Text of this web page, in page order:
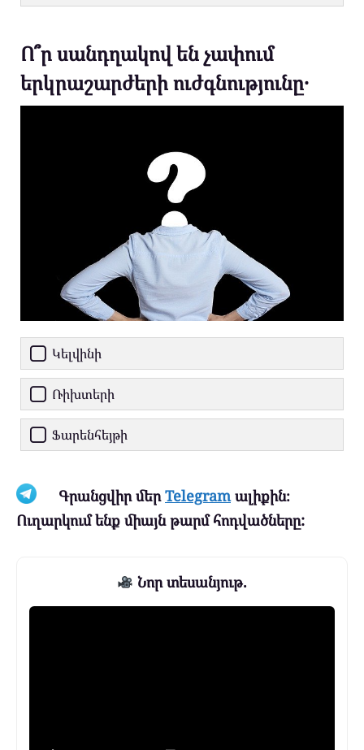
Ո՞ր սանդղակով են չափում
երկրաշարժերի ուժգնությունը․
Կելվինի
Ռիխտերի
Ֆարենհեյթի
Գրանցվիր մերTelegramալիքին։
Ուղարկում ենք միայն թարմ հոդվածները:
Նոր տեսանյութ.